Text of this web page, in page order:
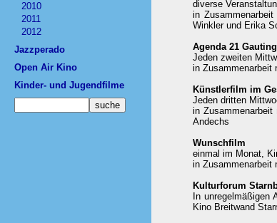
2010
2011
2012
Jazzperado
Open Air Kino
Kinder- und Jugendfilme
diverse
in Zusammenarbeit
Winkler und Erika
Agenda 21 Gauting
Jeden zweiten
in Zusammenarbeit
Künstlerfilm im
Jeden dritten
in Zusammenarbeit
Andechs
Wunschfilm
einmal im Monat,
in Zusammenarbeit
Kulturforum
In unregelmäßigen
Kino Breitwand